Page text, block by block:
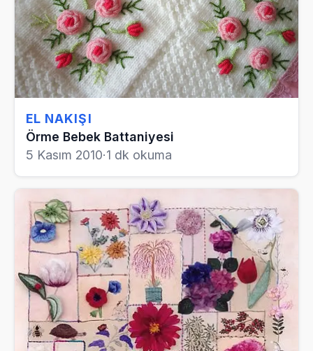
EL NAKIŞI
Örme Bebek Battaniyesi
5 Kasım 2010·1 dk okuma